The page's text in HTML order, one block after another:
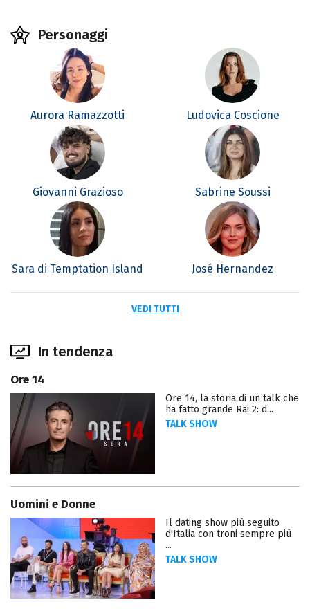
Personaggi
Aurora Ramazzotti Ludovica Coscione
Giovanni Grazioso Sabrine Soussi
Sara di Temptation Island José Hernandez
VEDI TUTTI
In tendenza
Ore 14
Ore 14, la storia di un talk che
ha fatto grande Rai 2: d...
TALK SHOW
Uomini e Donne
Il dating show più seguito
d'Italia con troni sempre più
...
TALK SHOW